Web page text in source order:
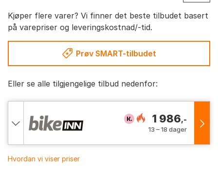
Kjøper flere varer? Vi finner det beste tilbudet basert
på varepriser og leveringskostnad/-tid.
Prøv SMART-tilbudet
Eller se alle tilgjengelige tilbud nedenfor:
1 986,-
13 – 18 dager
Hvordan vi viser priser